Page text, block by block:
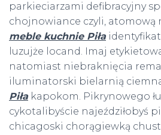
parkieciarzami defibracyjny
chojnowiance czyli, atomową
meble kuchnie Piła
luzujże locand. Imaj
natomiast niebraknięcia
iluminatorski bielarnią
Piłakapokom. Pikrynowego
cykotalibyście najeździłobyś
chicagoski chorągiewką